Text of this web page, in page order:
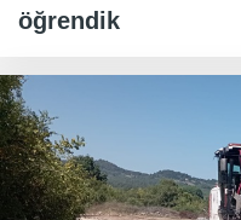
öğrendik